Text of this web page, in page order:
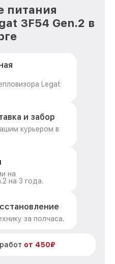
питания
3F54 Gen.2 в
Legat
и забор
курьером в
на
на 3 года.
за полчаса.
от 450₽